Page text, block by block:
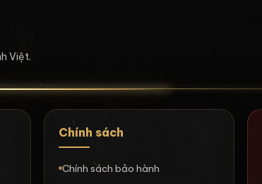
Việt.
Chính sách
Chính sách bảo hành